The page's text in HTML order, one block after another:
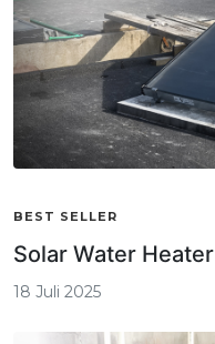
BEST SELLER
Solar Water Heater
18 Juli 2025